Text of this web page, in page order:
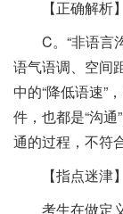
【正确解析】
C。“非语言沟
语气语调、空间
中的“降低语速”
件，也都是“沟
通的过程，不符
【指点迷津】
考生在做定义